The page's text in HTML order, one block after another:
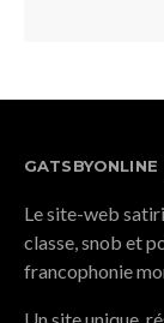
GATSBYONLINE
Le site-web
classe, snob et
francophonie